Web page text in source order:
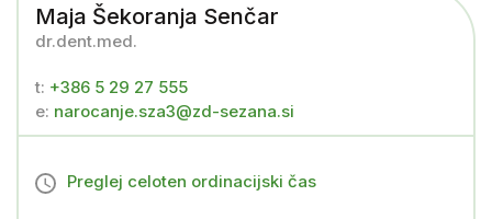
Maja Šekoranja Senčar
dr.dent.med.
t: +386 5 29 27 555
e: narocanje.sza3@zd-sezana.si
Preglej celoten ordinacijski čas